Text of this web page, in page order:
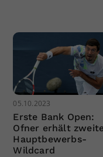
05.10.2023
Erste Bank Open:
Ofner erhält
Hauptbewerbs-
Wildcard